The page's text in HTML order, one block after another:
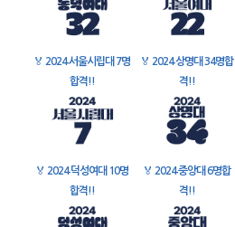
🏅 2024 서울시립대 7명
합격!!
🏅 2024 상명대 34명합
격!!
🏅 2024 덕성여대 10명
합격!!
🏅 2024 중앙대 6명합
격!!